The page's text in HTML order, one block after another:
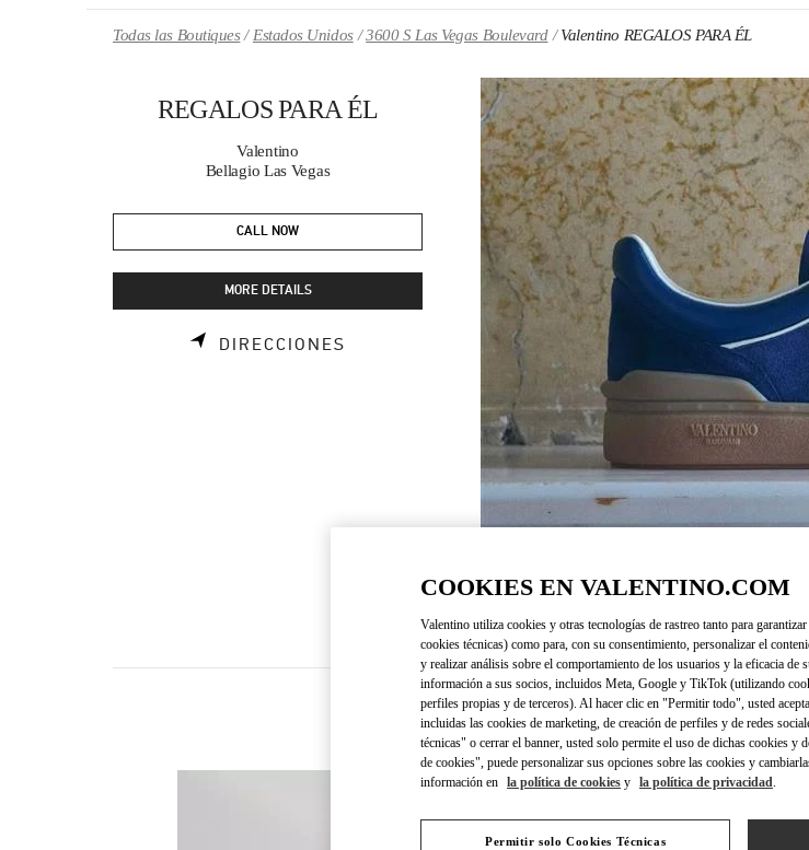
Todas las Boutiques Estados Unidos 3600 S Las Vegas Boulevard Valentino REGALOS PARA ÉL
REGALOS PARA ÉL
Valentino
Bellagio Las Vegas
CALL NOW
MORE DETAILS
DIRECCIONES LINK OPENS IN NEW TAB
NOVEDADES
COOKIES EN VALENTINO.COM
Valentino utiliza cookies y otras tecnologías de rastreo tanto para
cookies técnicas) como para, con su consentimiento, personalizar el
y realizar análisis sobre el comportamiento de los usuarios y la eficacia de
información a sus socios, incluidos Meta, Google y TikTok (utilizando
perfiles propias y de terceros). Al hacer clic en "Permitir todo", usted
incluidas las cookies de marketing, de creación de perfiles y de redes
técnicas" o cerrar el banner, usted solo permite el uso de dichas cookies y
de cookies", puede personalizar sus opciones sobre las cookies y
información en la política de cookies y la política de privacidad.
Permitir solo Cookies Técnicas